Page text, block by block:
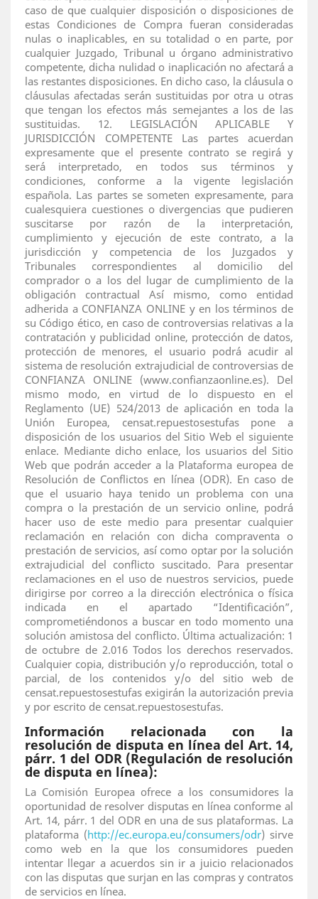
Información relacionada con la
resolución de disputa en línea del Art. 14,
párr. 1 del ODR (Regulación de resolución
de disputa en línea):
La Comisión Europea ofrece a los consumidores la
oportunidad de resolver disputas en línea conforme al
Art. 14, párr. 1 del ODR en una de sus plataformas. La
plataforma (http://ec.europa.eu/consumers/odr) sirve
como web en la que los consumidores pueden
intentar llegar a acuerdos sin ir a juicio relacionados
con las disputas que surjan en las compras y contratos
de servicios en línea.